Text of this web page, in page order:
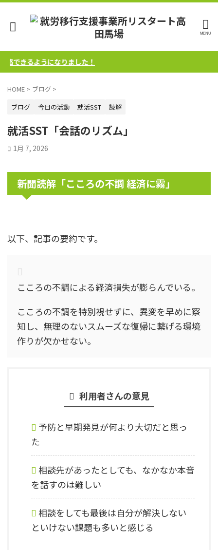
るようになりました！
HOME > ブログ >
ブログ
今日の活動 就活SST 読解
就活SST「会話のリズム」
1月 7, 2026
新聞読解「こころの不調 経済に霧」
以下、記事の要約です。
こころの不調による経済損失が膨らんでいる。
こころの不調を特別視せずに、異変を早めに察
知し、無理のないスムーズな復帰に繋げる環境
作りが欠かせない。
利用者さんの意見
予防と早期発見が何より大切だと思っ
た
相談先があったとしても、なかなか本音
を話すのは難しい
相談をしても最後は自分が解決しない
といけない課題も多いと感じる